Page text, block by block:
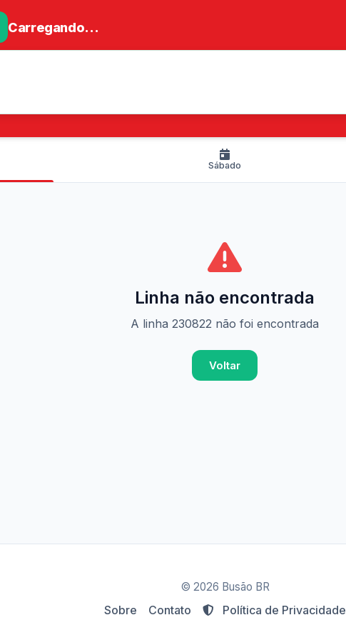
Carregando...
Sábado
Linha não encontrada
A linha 230822 não foi encontrada
Voltar
© 2026 Busão BR
Sobre Contato Política de Privacidade